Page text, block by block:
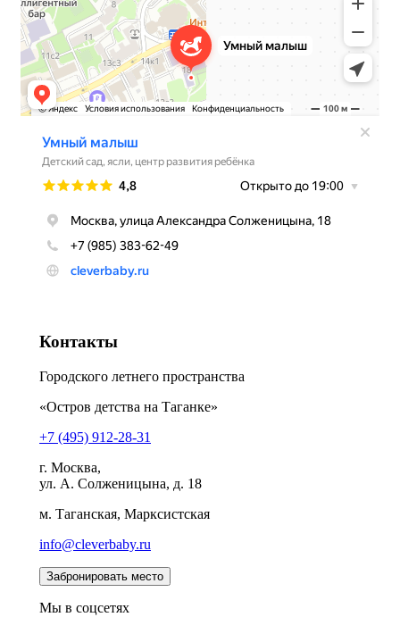
Контакты
Городского летнего пространства
«Остров детства на Таганке»
+7 (495) 912-28-31
г. Москва,
ул. А. Солженицына, д. 18
м. Таганская, Марксистская
info@cleverbaby.ru
Мы в соцсетях